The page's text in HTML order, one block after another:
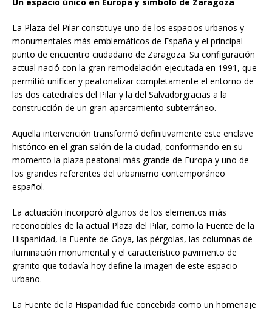
La Plaza del Pilar constituye uno de los espacios urbanos y
monumentales más emblemáticos de España y el principal
punto de encuentro ciudadano de Zaragoza. Su configuración
actual nació con la gran remodelación ejecutada en 1991, que
permitió unificar y peatonalizar completamente el entorno de
las dos catedrales del Pilar y la del Salvadorgracias a la
construcción de un gran aparcamiento subterráneo.
Aquella intervención transformó definitivamente este enclave
histórico en el gran salón de la ciudad, conformando en su
momento la plaza peatonal más grande de Europa y uno de
los grandes referentes del urbanismo contemporáneo
español.
La actuación incorporó algunos de los elementos más
reconocibles de la actual Plaza del Pilar, como la Fuente de la
Hispanidad, la Fuente de Goya, las pérgolas, las columnas de
iluminación monumental y el característico pavimento de
granito que todavía hoy define la imagen de este espacio
urbano.
La Fuente de la Hispanidad fue concebida como un homenaje